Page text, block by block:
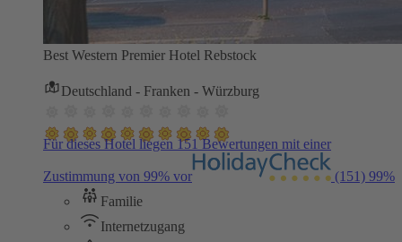
Best Western Premier Hotel Rebstock
Deutschland - Franken - Würzburg
Für dieses Hotel liegen 151 Bewertungen mit einer
Zustimmung von 99% vor (151) 99%
Familie
Internetzugang